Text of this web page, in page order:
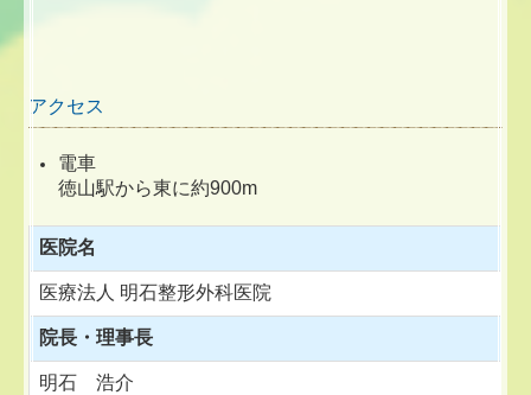
アクセス
電車
徳山駅から東に約900m
医院名
医療法人 明石整形外科医院
院長・理事長
明石浩介